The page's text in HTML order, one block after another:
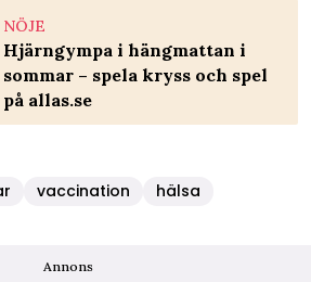
NÖJE
Hjärngympa i hängmattan i
sommar – spela kryss och spel
på allas.se
vaccination hälsa
Annons